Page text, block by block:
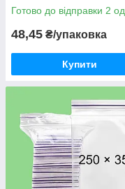
Готово до відправки 2 од.
48,45 ₴/упаковка
Купити